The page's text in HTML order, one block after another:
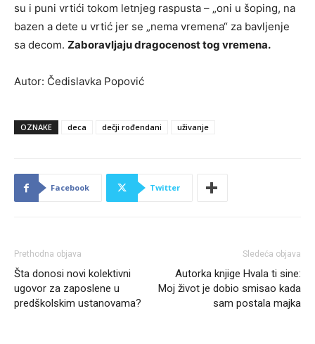
su i puni vrtići tokom letnjeg raspusta – „oni u šoping, na
bazen a dete u vrtić jer se „nema vremena“ za bavljenje
sa decom. Zaboravljaju dragocenost tog vremena.
Autor: Čedislavka Popović
OZNAKE deca dečji rođendani uživanje
Facebook Twitter
Prethodna objava
Šta donosi novi kolektivni
ugovor za zaposlene u
predškolskim ustanovama?
Sledeća objava
Autorka knjige Hvala ti sine:
Moj život je dobio smisao kada
sam postala majka